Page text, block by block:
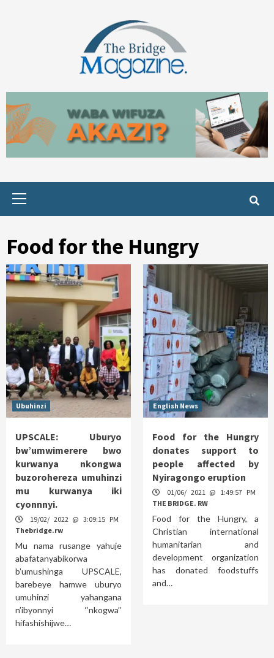
Primary
Food for the Hungry
Ubuhinzi
UPSCALE: Uburyo
bw’umwimerere bwo
kurwanya nkongwa
buzorohereza umuhinzi
mu kurwanya iki
cyonnnyi.
19/02/ 2022 @ 3:09:15 PM
Thebridge.rw
Mu nama rusange yahuje
abafatanyabikorwa
b’umushinga UPSCALE,
barebeye hamwe uburyo
umuhinzi yahangana
n’ibyonnyi ‘’nkogwa’’
hifashishijwe…
English News
Food for the Hungry
donates support to
people affected by
Nyiragongo eruption
01/06/ 2021 @ 1:49:57 PM
THE BRIDGE. RW
Food for the Hungry, a
Christian international
humanitarian and
development organization
has donated foodstuffs
and…